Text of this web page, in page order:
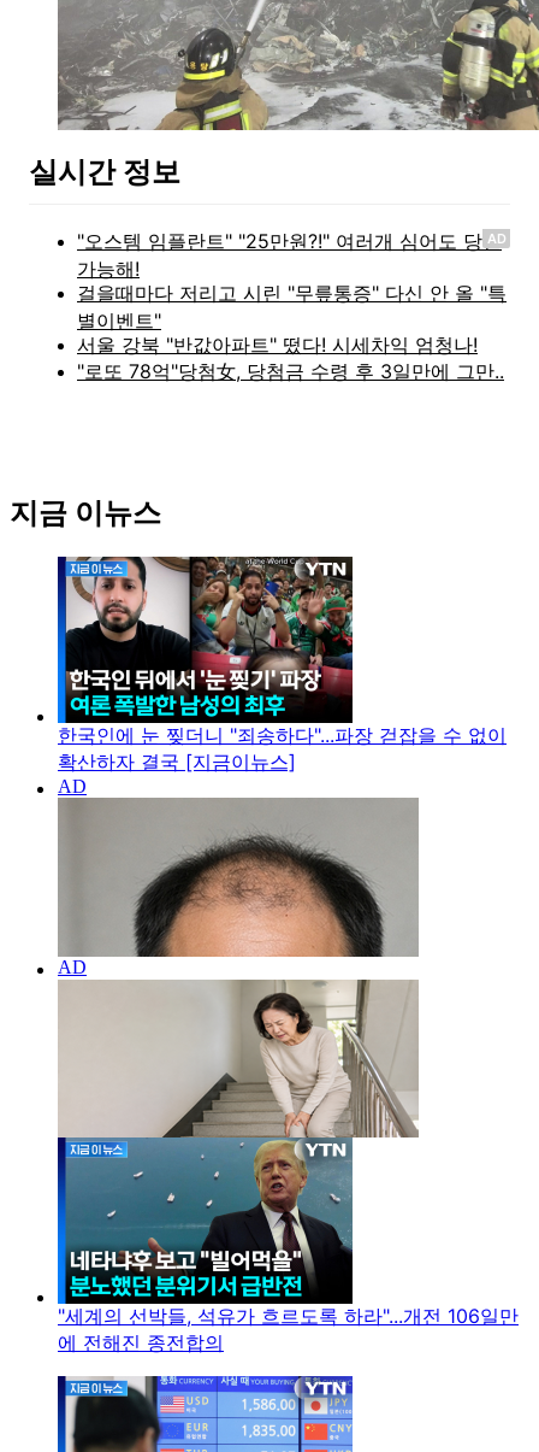
실시간 정보
AD
지금 이뉴스
한국인에 눈 찢더니 "죄송하다"...파장 걷잡을 수 없이
확산하자 결국 [지금이뉴스]
"세계의 선박들, 석유가 흐르도록 하라"...개전 106일만
에 전해진 종전합의